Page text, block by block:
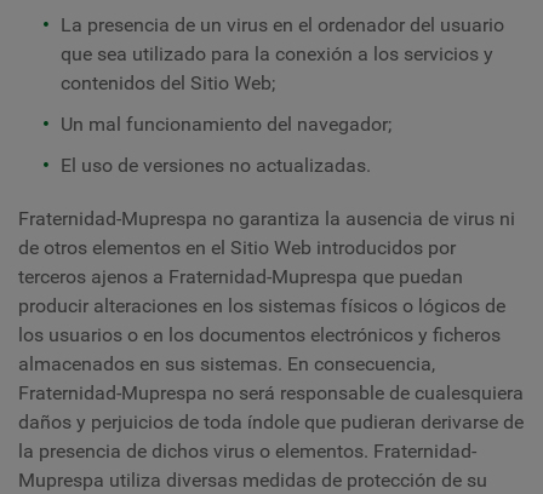
La presencia de un virus en el ordenador del usuario
que sea utilizado para la conexión a los servicios y
contenidos del Sitio Web;
Un mal funcionamiento del navegador;
El uso de versiones no actualizadas.
Fraternidad-Muprespa no garantiza la ausencia de virus ni
de otros elementos en el Sitio Web introducidos por
terceros ajenos a Fraternidad-Muprespa que puedan
producir alteraciones en los sistemas físicos o lógicos de
los usuarios o en los documentos electrónicos y ficheros
almacenados en sus sistemas. En consecuencia,
Fraternidad-Muprespa no será responsable de cualesquiera
daños y perjuicios de toda índole que pudieran derivarse de
la presencia de dichos virus o elementos. Fraternidad-
Muprespa utiliza diversas medidas de protección de su